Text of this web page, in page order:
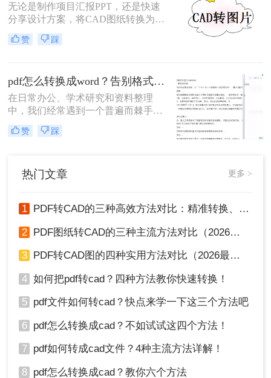
无论是制作项目汇报PPT，还是快速
分享设计方案，将CAD图纸转换为图
片都是刚需。那么cad转图片怎么转
呢？本文整理5种主流转换方式，涵
赞 踩
pdf怎么转换成word？告别格式混乱，高效还原可编辑文档！
在日常办公、学术研究和资料整理
中，我们经常遇到一个普遍而棘手的
问题：如何将一份“只读”的PDF文件
转换为可自由编辑和修改的Word文
布局的特性也使得直接编辑变得困
赞 踩
热门文章 更多 >
1 PDF转CAD的三种高效方法对比：精准转换、可编辑、保图层！
2 PDF图纸转CAD的三种主流方法对比（2026实用版）：选对工具效率翻倍！
3 PDF转CAD图的四种实用方法对比（2026最新版）：按需选择，效率至上！
4 如何把pdf转cad？四种方法教你快速转换！
5 pdf文件如何转cad？快点来学一下这三个方法吧
6 pdf怎么转换成cad？不如试试这四个方法！
7 pdf如何转成cad文件？4种主流方法详解！
8 pdf怎么转换成cad？教你六个方法